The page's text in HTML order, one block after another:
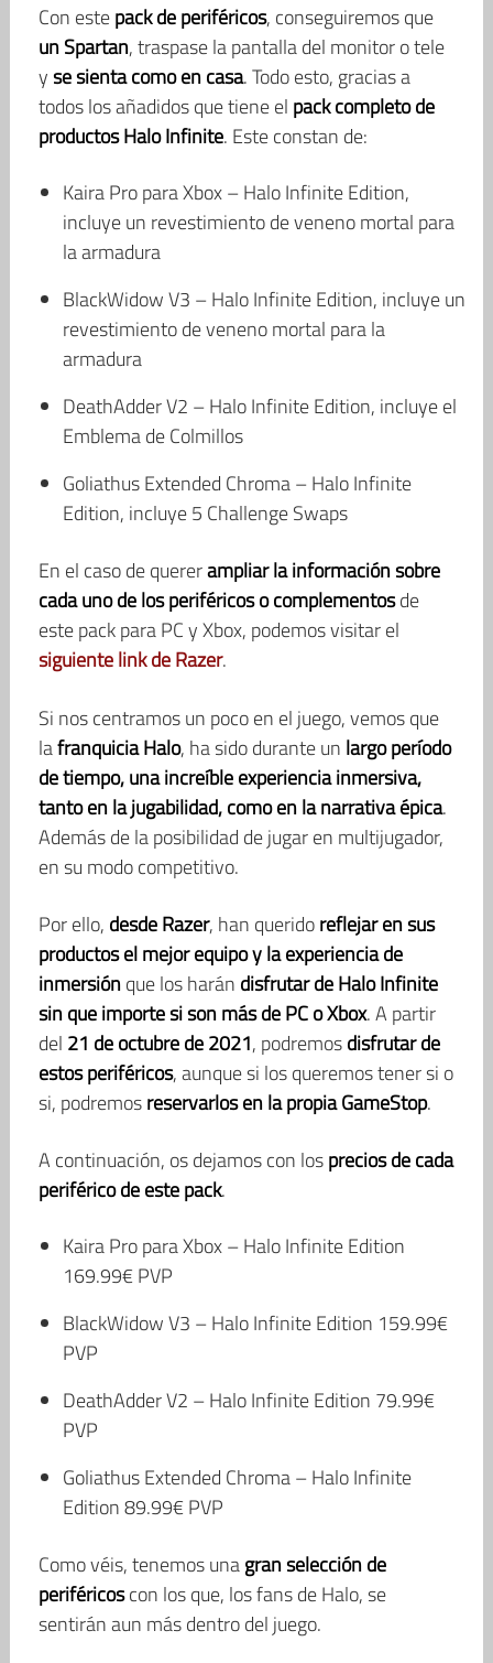
Con estepack de periféricos, conseguiremos que
un Spartan, traspase la pantalla del monitor o tele
yse sienta como en casa. Todo esto, gracias a
todos los añadidos que tiene el pack completo de
productos Halo Infinite. Este constan de:
Kaira Pro para Xbox – Halo Infinite Edition,
incluye un revestimiento de veneno mortal para
la armadura
BlackWidow V3 – Halo Infinite Edition, incluye un
revestimiento de veneno mortal para la
armadura
DeathAdder V2 – Halo Infinite Edition, incluye el
Emblema de Colmillos
Goliathus Extended Chroma – Halo Infinite
Edition, incluye 5 Challenge Swaps
En el caso de quererampliar la información sobre
cada uno de los periféricos o complementosde
este pack para PC y Xbox, podemos visitar el
siguiente link de Razer.
Si nos centramos un poco en el juego, vemos que
lafranquicia Halo, ha sido durante un largo período
de tiempo, una increíble experiencia inmersiva,
tanto en la jugabilidad, como en la narrativa épica.
Además de la posibilidad de jugar en multijugador,
en su modo competitivo.
Por ello, desde Razer, han queridoreflejar en sus
productos el mejor equipo y la experiencia de
inmersiónque los harán disfrutar de Halo Infinite
sin que importe si son más de PC o Xbox. A partir
del 21 de octubre de 2021, podremosdisfrutar de
estos periféricos, aunque si los queremos tener si o
si, podremosreservarlos en la propia GameStop.
A continuación, os dejamos con losprecios de cada
periférico de este pack.
Kaira Pro para Xbox – Halo Infinite Edition
169.99€ PVP
BlackWidow V3 – Halo Infinite Edition 159.99€
PVP
DeathAdder V2 – Halo Infinite Edition 79.99€
PVP
Goliathus Extended Chroma – Halo Infinite
Edition 89.99€ PVP
Como véis, tenemos unagran selección de
periféricoscon los que, los fans de Halo, se
sentirán aun más dentro del juego.